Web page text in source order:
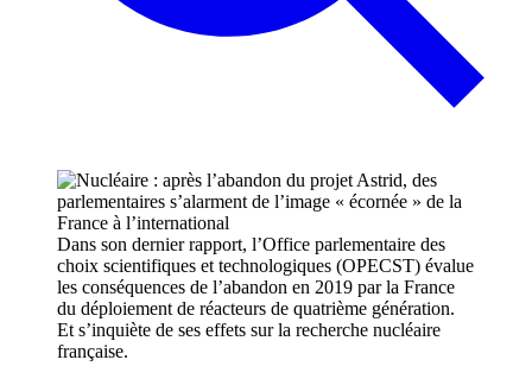
Dans son dernier rapport, l’Office parlementaire des
choix scientifiques et technologiques (OPECST) évalue
les conséquences de l’abandon en 2019 par la France
du déploiement de réacteurs de quatrième génération.
Et s’inquiète de ses effets sur la recherche nucléaire
française.